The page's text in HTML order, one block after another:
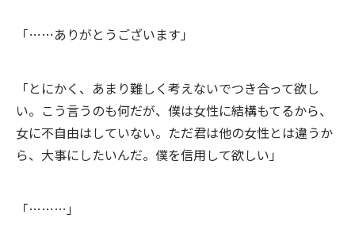
「……ありがとうございます」
「とにかく、あまり難しく考えないでつき合って欲し
い。こう言うのも何だが、僕は女性に結構もてるから、
女に不自由はしていない。ただ君は他の女性とは違うか
ら、大事にしたいんだ。僕を信用して欲しい」
「………」